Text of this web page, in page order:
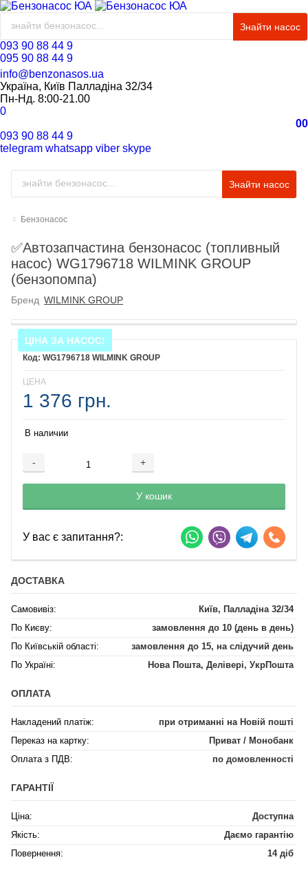
Знайти насос
093 90 88 44 9
095 90 88 44 9
info@benzonasos.ua
Україна, Київ Палладіна 32/34
Пн-Нд. 8:00-21.00
0
00
093 90 88 44 9
telegram whatsapp viber skype
Знайти насос
Бензонасос
✅Автозапчастина бензонасос (топливный
насос) WG1796718 WILMINK GROUP
(бензопомпа)
Бренд WILMINK GROUP
ЦІНА ЗА НАСОС!
WG1796718 WILMINK GROUP
ЦЕНА
1 376 грн.
В наличии
- +
Добавляется...
У кошик
Добавлен
У вас є запитання?:
ДОСТАВКА
Самовивіз:
Київ, Палладіна 32/34
По Києву:
замовлення до 10 (день в день)
По Київській області:
замовлення до 15, на слідучий день
По Україні:
Нова Пошта, Делівері, УкрПошта
ОПЛАТА
Накладений платіж:
при отриманні на Новій пошті
Переказ на картку:
Приват / Монобанк
Оплата з ПДВ:
по домовленності
ГАРАНТІЇ
Ціна:
Доступна
Якість:
Даємо гарантію
Повернення:
14 діб